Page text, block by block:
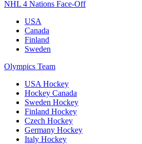
NHL 4 Nations Face-Off
USA
Canada
Finland
Sweden
Olympics Team
USA Hockey
Hockey Canada
Sweden Hockey
Finland Hockey
Czech Hockey
Germany Hockey
Italy Hockey